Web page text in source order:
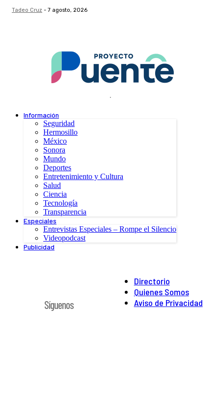
Tadeo Cruz - 7 agosto, 2026
.
Información
Seguridad
Hermosillo
México
Sonora
Mundo
Deportes
Entretenimiento y Cultura
Salud
Ciencia
Tecnología
Transparencia
Especiales
Entrevistas Especiales – Rompe el Silencio
Videopodcast
Publicidad
Directorio
Quienes Somos
Aviso de Privacidad
Síguenos